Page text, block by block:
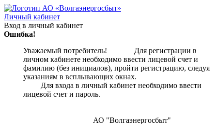
Личный кабинет
Вход в личный кабинет
Ошибка!
Уважаемый потребитель! Для регистрации в
личном кабинете необходимо ввести лицевой счет и
фамилию (без инициалов), пройти регистрацию, следуя
указаниям в всплывающих окнах.
Для входа в личный кабинет необходимо ввести
лицевой счет и пароль.
АО "Волгаэнергосбыт"